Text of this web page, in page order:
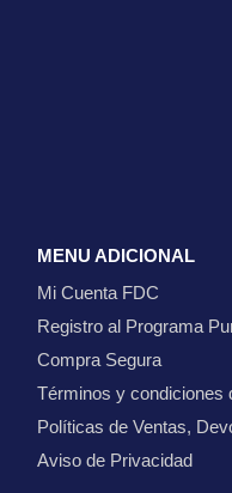
MENU ADICIONAL
Mi Cuenta FDC
Registro al Programa
Compra Segura
Términos y condiciones
Políticas de Ventas,
Aviso de Privacidad